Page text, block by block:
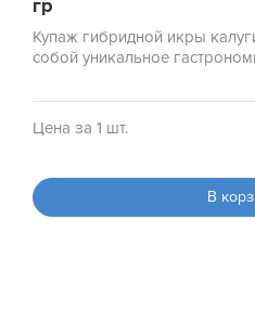
гр
Купаж гибридной икры
собой уникальное
Цена за 1 шт.
В